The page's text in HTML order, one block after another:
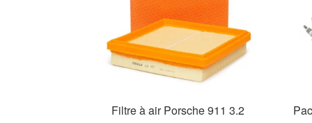
Filtre à air Porsche 911 3.2